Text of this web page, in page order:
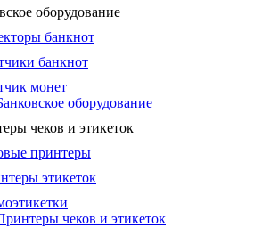
оборудование
банкнот
банкнот
монет
оборудование
чеков и этикеток
принтеры
этикеток
чеков и этикеток